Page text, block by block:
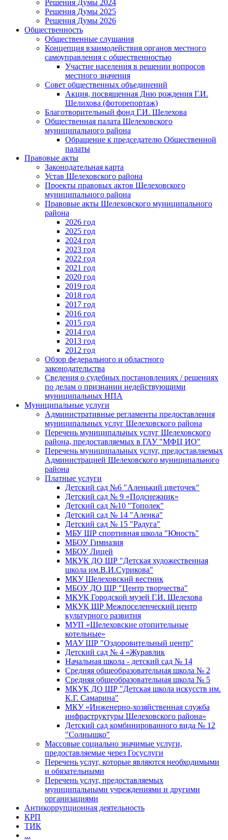
Решения Думы 2024
Решения Думы 2025
Решения Думы 2026
Общественность
Общественные слушания
Концепция взаимодействия органов местного
самоуправления с общественностью
Участие населения в решении вопросов
местного значения
Совет общественных объединений
Акция, посвященная Дню рождения Г.И.
Шелихова (фоторепортаж)
Благотворительный фонд Г.И. Шелехова
Общественная палата Шелеховского
муниципального района
Обращение к председателю Общественной
палаты
Правовые акты
Законодательная карта
Устав Шелеховского района
Проекты правовых актов Шелеховского
муниципального района
Правовые акты Шелеховского муниципального
района
2026 год
2025 год
2024 год
2023 год
2022 год
2021 год
2020 год
2019 год
2018 год
2017 год
2016 год
2015 год
2014 год
2013 год
2012 год
Обзор федерального и областного
законодательства
Сведения о судебных постановлениях / решениях
по делам о признании недействующими
муниципальных НПА
Муниципальные услуги
Административные регламенты предоставления
муниципальных услуг Шелеховского района
Перечень муниципальных услуг Шелеховского
района, предоставляемых в ГАУ "МФЦ ИО"
Перечень муниципальных услуг, предоставляемых
Администрацией Шелеховского муниципального
района
Платные услуги
Детский сад №6 "Аленький цветочек"
Детский сад № 9 «Подснежник»
Детский сад №10 "Тополек"
Детский сад № 14 "Аленка"
Детский сад № 15 "Радуга"
МБУ ШР спортивная школа "Юность"
МБОУ Гимназия
МБОУ Лицей
МКУК ДО ШР "Детская художественная
школа им.В.И.Сурикова"
МКУ Шелеховский вестник
МБОУ ДО ШР "Центр творчества"
МКУК Городской музей Г.И. Шелехова
МКУК ШР Межпоселенческий центр
культурного развития
МУП «Шелеховские отопительные
котельные»
МАУ ШР "Оздоровительный центр"
Детский сад № 4 «Журавлик
Начальная школа - детский сад № 14
Средняя общеобразовательная школа № 2
Средняя общеобразовательная школа № 5
МКУК ДО ШР "Детская школа искусств им.
К.Г. Самарина"
МКУ «Инженерно-хозяйственная служба
инфраструктуры Шелеховского района»
Детский сад комбинированного вида № 12
"Солнышко"
Массовые социально значимые услуги,
предоставляемые через Госуслуги
Перечень услуг, которые являются необходимыми
и обязательными
Перечень услуг, предоставляемых
муниципальными учреждениями и другими
организациями
Антикоррупционная деятельность
КРП
ТИК
...